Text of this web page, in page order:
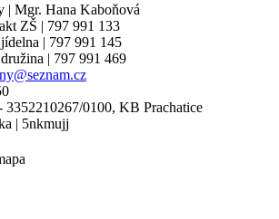
| Mgr. Hana Kaboňová
ZŠ | 797 991 133
| 797 991 145
| 797 991 469
3352210267/0100, KB Prachatice
| 5nkmujj